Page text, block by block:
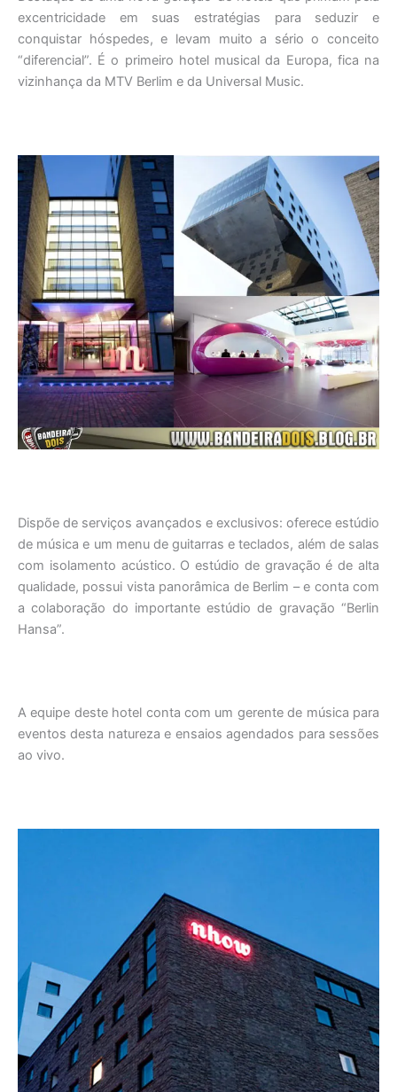
excentricidade em suas estratégias para seduzir e
conquistar hóspedes, e levam muito a sério o conceito
“diferencial”. É o primeiro hotel musical da Europa, fica na
vizinhança da MTV Berlim e da Universal Music.
Dispõe de serviços avançados e exclusivos: oferece estúdio
de música e um menu de guitarras e teclados, além de salas
com isolamento acústico. O estúdio de gravação é de alta
qualidade, possui vista panorâmica de Berlim – e conta com
a colaboração do importante estúdio de gravação “Berlin
Hansa”.
A equipe deste hotel conta com um gerente de música para
eventos desta natureza e ensaios agendados para sessões
ao vivo.